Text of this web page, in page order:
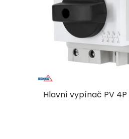
Hlavní vypínač PV 4P